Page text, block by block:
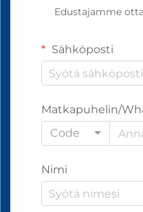
Edustajamme
Sähköposti
Matkapuhelin/
Code
Nimi